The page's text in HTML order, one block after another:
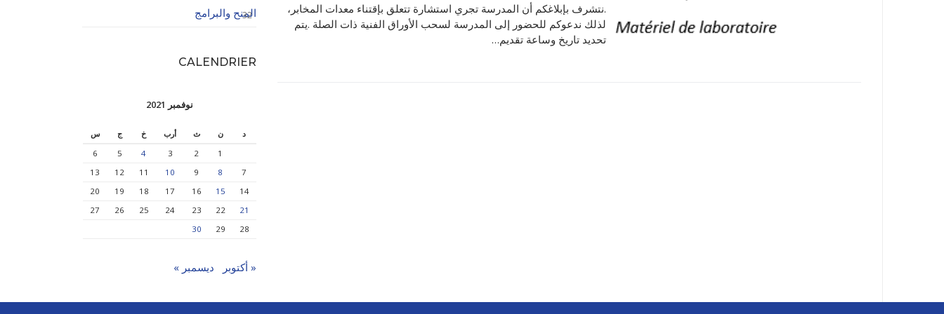
الأقــســــام الـتـحــضـيـريـــة
البرنامج الدراسي
عروض التكوين
.نتشرف بإبلاغكم أن المدرسة تجري استشارة تتعلق بإقتناء معدات المخابر،
لذلك ندعوكم للحضور إلى المدرسة لسحب الأوراق الفنية ذات الصلة .يتم
تحديد تاريخ وساعة تقديم…
المنح والبرامج
32
CALENDRIER
نوفمبر 2021
د ن ث أرب خ ج
س
1
2
3
4
5
6
7
8
9
10
11
12
13
14
15
16
17
18
19
20
21
22
23
24
25
26
27
28
29
30
« أكتوبر ديسمبر »